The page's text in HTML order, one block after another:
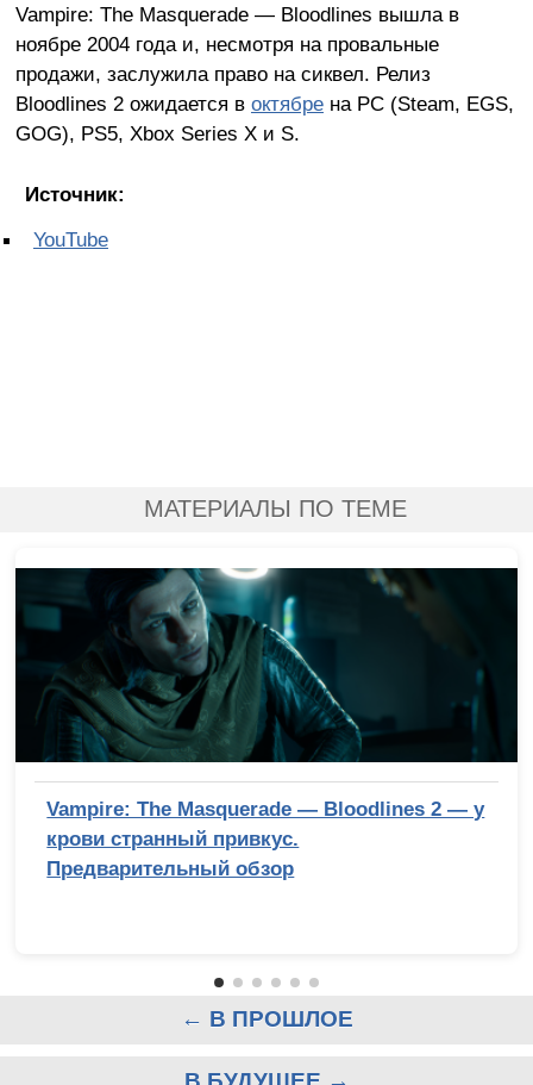
Vampire: The Masquerade — Bloodlines вышла в
ноябре 2004 года и, несмотря на провальные
продажи, заслужила право на сиквел. Релиз
Bloodlines 2 ожидается в октябрена PC (Steam, EGS,
GOG), PS5, Xbox Series X и S.
Источник:
YouTube
МАТЕРИАЛЫ ПО ТЕМЕ
Vampire: The Masquerade — Bloodlines 2 — у
крови странный привкус.
Предварительный обзор
← В ПРОШЛОЕ